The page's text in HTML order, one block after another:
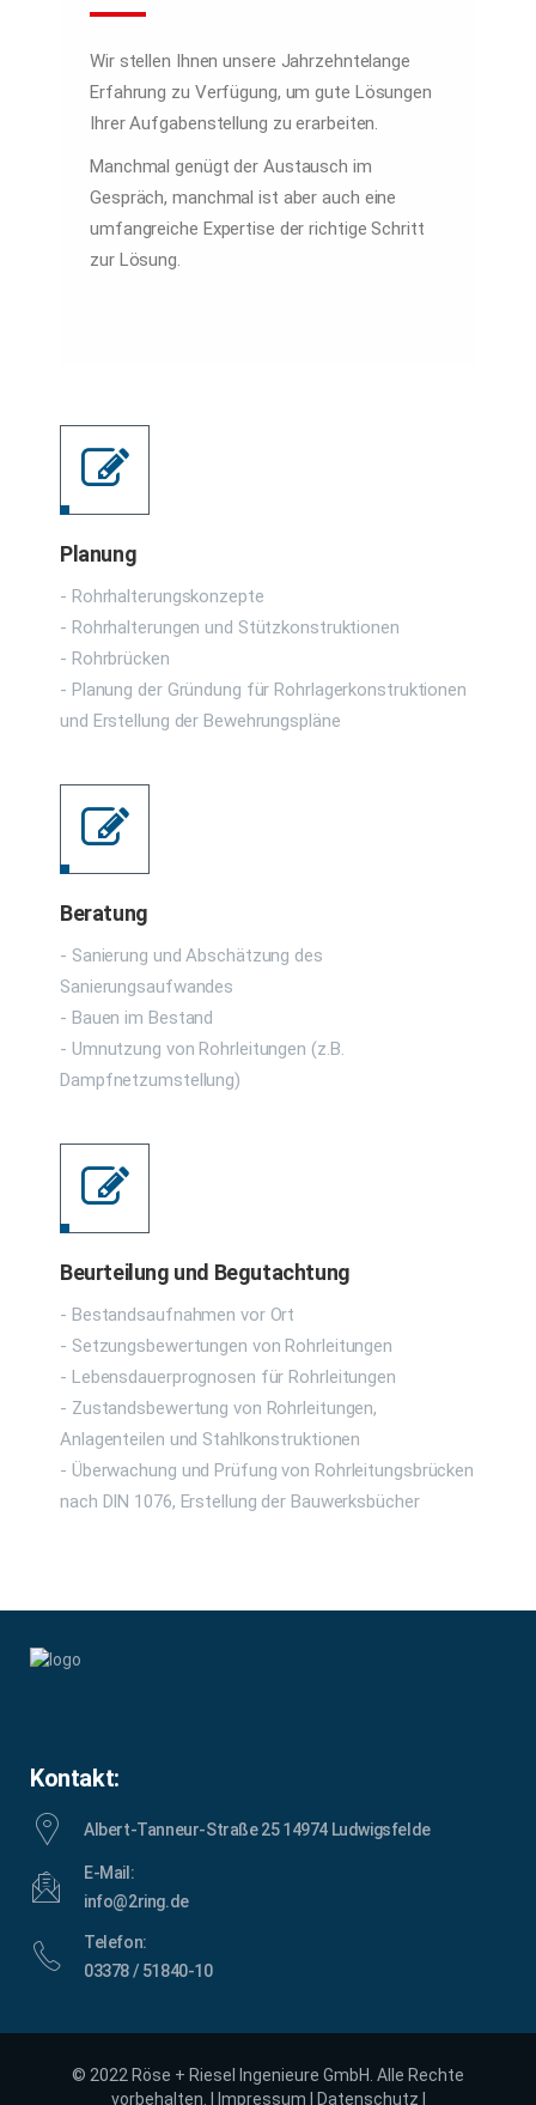
Wir stellen Ihnen unsere Jahrzehntelange
Erfahrung zu Verfügung, um gute Lösungen
Ihrer Aufgabenstellung zu erarbeiten.
Manchmal genügt der Austausch im
Gespräch, manchmal ist aber auch eine
umfangreiche Expertise der richtige Schritt
zur Lösung.
Planung
- Rohrhalterungskonzepte
- Rohrhalterungen und Stützkonstruktionen
- Rohrbrücken
- Planung der Gründung für Rohrlagerkonstruktionen
und Erstellung der Bewehrungspläne
Beratung
- Sanierung und Abschätzung des
Sanierungsaufwandes
- Bauen im Bestand
- Umnutzung von Rohrleitungen (z.B.
Dampfnetzumstellung)
Beurteilung und Begutachtung
- Bestandsaufnahmen vor Ort
- Setzungsbewertungen von Rohrleitungen
- Lebensdauerprognosen für Rohrleitungen
- Zustandsbewertung von Rohrleitungen,
Anlagenteilen und Stahlkonstruktionen
- Überwachung und Prüfung von Rohrleitungsbrücken
nach DIN 1076, Erstellung der Bauwerksbücher
Kontakt:
Albert-Tanneur-Straße 25 14974 Ludwigsfelde
E-Mail:
info@2ring.de
Telefon:
03378 / 51840-10
© 2022 Röse + Riesel Ingenieure GmbH. Alle Rechte
vorbehalten. |
Impressum Datenschutz